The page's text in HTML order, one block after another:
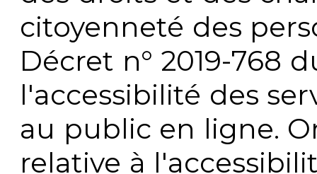
citoyenneté des
Décret n° 2019-768
l'accessibilité des
au public en ligne.
relative à